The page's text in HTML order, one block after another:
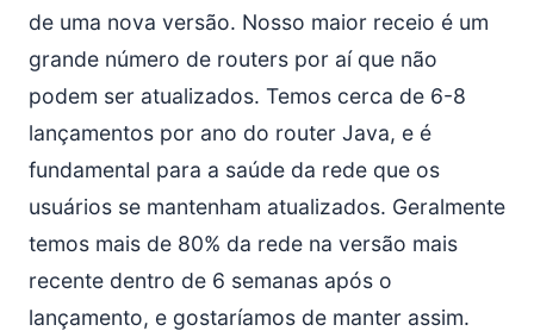
de uma nova versão. Nosso maior receio é um
grande número de routers por aí que não
podem ser atualizados. Temos cerca de 6-8
lançamentos por ano do router Java, e é
fundamental para a saúde da rede que os
usuários se mantenham atualizados. Geralmente
temos mais de 80% da rede na versão mais
recente dentro de 6 semanas após o
lançamento, e gostaríamos de manter assim.